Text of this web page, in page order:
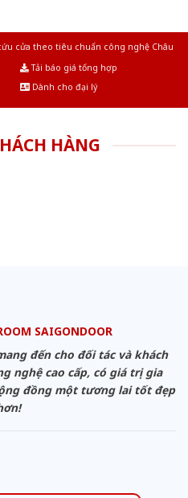
cửa theo tiêu chuẩn công nghệ Châu
Tải báo giá tổng hợp
Dành cho đại lý
HÀNG
SAIGONDOOR
đến cho đối tác và khách
nghệ cao cấp, có giá trị gia
đồng một tương lai tốt đẹp